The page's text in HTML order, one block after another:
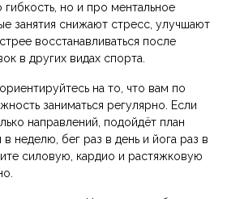
гибкость, но и про ментальное
занятия снижают стресс, улучшают
восстанавливаться после
в других видах спорта.
на то, что вам по
заниматься регулярно. Если
направлений, подойдёт план
неделю, бег раз в день и йога раз в
силовую, кардио и растяжковую